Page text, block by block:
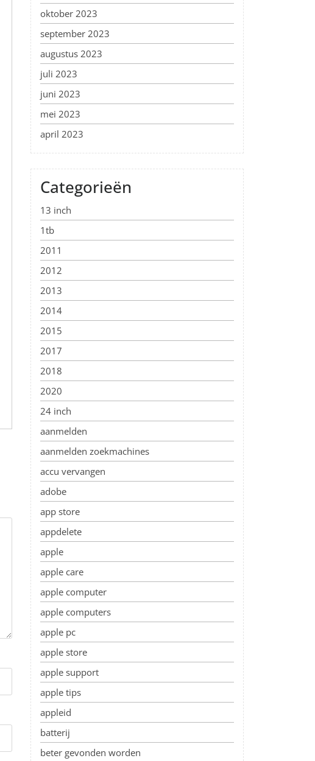
oktober 2023
september 2023
augustus 2023
juli 2023
juni 2023
mei 2023
april 2023
Categorieën
13 inch
1tb
2011
2012
2013
2014
2015
2017
2018
2020
24 inch
aanmelden
aanmelden zoekmachines
accu vervangen
adobe
app store
appdelete
apple
apple care
apple computer
apple computers
apple pc
apple store
apple support
apple tips
appleid
batterij
beter gevonden worden